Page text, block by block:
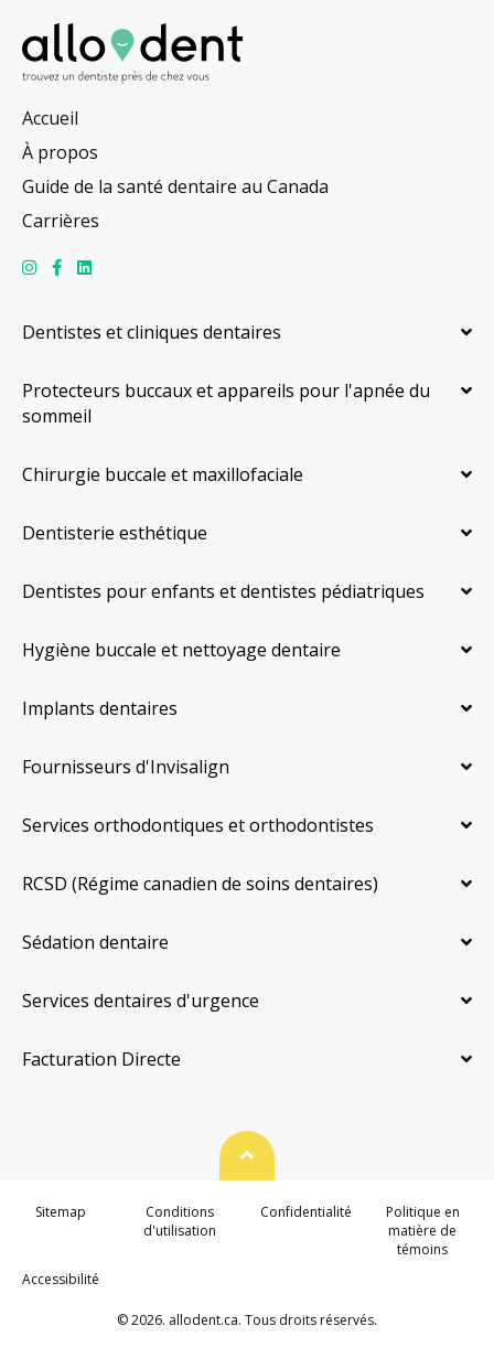
Accueil
À propos
Guide de la santé dentaire au Canada
Carrières
Dentistes et cliniques dentaires
Protecteurs buccaux et appareils pour l'apnée du
sommeil
Chirurgie buccale et maxillofaciale
Dentisterie esthétique
Dentistes pour enfants et dentistes pédiatriques
Hygiène buccale et nettoyage dentaire
Implants dentaires
Fournisseurs d'Invisalign
Services orthodontiques et orthodontistes
RCSD (Régime canadien de soins dentaires)
Sédation dentaire
Services dentaires d'urgence
Facturation Directe
© 2026. allodent.ca. Tous droits réservés.
Haut de page
Sitemap
Conditions
d'utilisation
Confidentialité
Politique en
matière de
témoins
Accessibilité